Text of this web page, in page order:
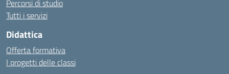
Percorsi di studio
Tutti i servizi
Didattica
Offerta formativa
I progetti delle classi